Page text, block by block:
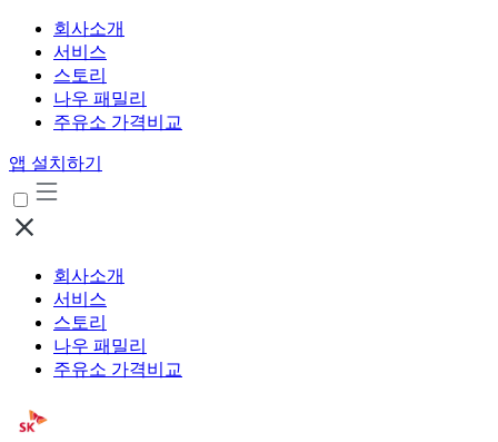
회사소개
서비스
스토리
나우 패밀리
주유소 가격비교
앱 설치하기
회사소개
서비스
스토리
나우 패밀리
주유소 가격비교